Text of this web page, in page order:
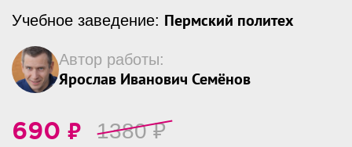
Учебное заведение: Пермский политех
Автор работы:
Ярослав Иванович Семёнов
690 ₽ 1380₽